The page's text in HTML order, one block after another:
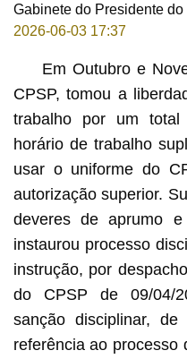
Gabinete do Presidente
2026-06-03 17:37
Em Outubro e
CPSP, tomou a
trabalho por um
horário de trabalho
usar o uniforme do
autorização superior.
deveres de aprumo
instaurou processo
instrução, por
do CPSP de 09/04/
sanção disciplinar,
referência ao processo